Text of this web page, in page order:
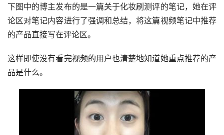
下图中的博主发布的是一篇关于化妆刷测评的笔记，她在评
论区对笔记内容进行了强调和总结，将这篇视频笔记中推荐
的产品直接写在评论区。
这样即使没有看完视频的用户也清楚地知道她重点推荐的产
品是什么。